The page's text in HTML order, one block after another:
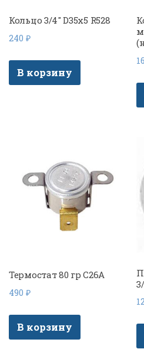
Кольцо 3/4″ D35x5 R528
240 ₽
В корзину
Термостат 80 гр C26A
490 ₽
В корзину